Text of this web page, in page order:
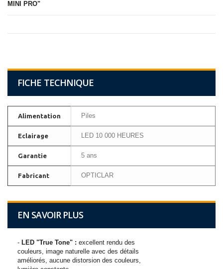
MINI PRO"
FICHE TECHNIQUE
Alimentation Piles
Eclairage LED 10 000 HEURES
Garantie 5 ans
Fabricant OPTICLAR
EN SAVOIR PLUS
- LED "True Tone" : excellent rendu des
couleurs, image naturelle avec des détails
améliorés, aucune distorsion des couleurs,